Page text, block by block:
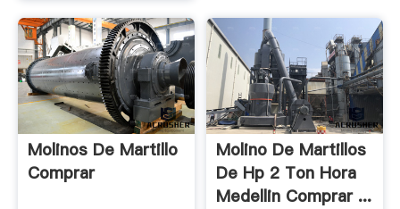
Molinos De Martillo
Comprar
Molino De Martillos
De Hp 2 Ton Hora
Medellin Comprar ...